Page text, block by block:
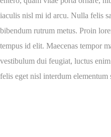
iaculis nisl mi id arcu. Nulla felis
bibendum rutrum metus. Proin
tempus id elit. Maecenas tempor
vestibulum dui feugiat, luctus
felis eget nisl interdum elementum